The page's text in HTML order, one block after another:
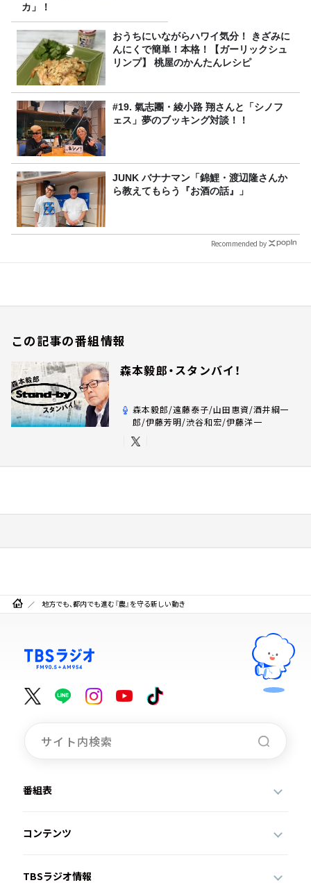
カ」！
おうちにいながらハワイ気分！ きざみに
んにくで簡単！本格！【ガーリックシュ
リンプ】 桃屋のかんたんレシピ
#19. 氣志團・綾小路 翔さんと「シノフ
ェス」夢のブッキング対談！！
JUNK バナナマン「錦鯉・渡辺隆さんか
ら教えてもらう『お酒の話』」
Recommended by
この記事の番組情報
森本毅郎・スタンバイ！
森本毅郎/遠藤泰子/山田惠資/酒井綱一
郎/伊藤芳明/渋谷和宏/伊藤洋一
地方でも、都内でも進む『農』を守る新しい動き
番組表
コンテンツ
TBSラジオ情報